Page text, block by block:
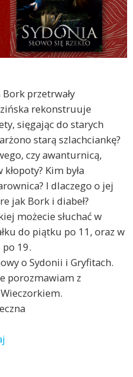
przetrwały
rekonstruuje
sięgając do starych
starą szlachciankę?
czy awanturnicą,
Kim była
I dlaczego o jej
jak Bork i diabeł?
możecie słuchać w
do piątku po 11, oraz w
po 19.
o Sydonii i Gryfitach.
porozmawiam z